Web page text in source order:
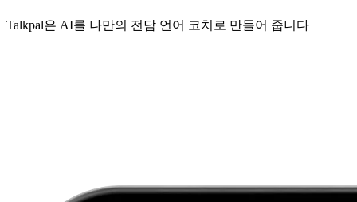
Talkpal은 AI를 나만의 전담 언어 코치로 만들어 줍니다